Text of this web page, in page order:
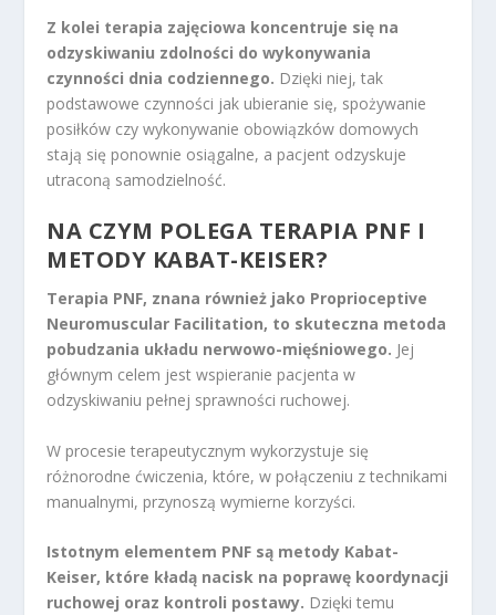
Z kolei terapia zajęciowa koncentruje się na
odzyskiwaniu zdolności do wykonywania
czynności dnia codziennego. Dzięki niej, tak
podstawowe czynności jak ubieranie się, spożywanie
posiłków czy wykonywanie obowiązków domowych
stają się ponownie osiągalne, a pacjent odzyskuje
utraconą samodzielność.
NA CZYM POLEGA TERAPIA PNF I
METODY KABAT-KEISER?
Terapia PNF, znana również jako Proprioceptive
Neuromuscular Facilitation, to skuteczna metoda
pobudzania układu nerwowo-mięśniowego. Jej
głównym celem jest wspieranie pacjenta w
odzyskiwaniu pełnej sprawności ruchowej.
W procesie terapeutycznym wykorzystuje się
różnorodne ćwiczenia, które, w połączeniu z technikami
manualnymi, przynoszą wymierne korzyści.
Istotnym elementem PNF są metody Kabat-
Keiser, które kładą nacisk na poprawę koordynacji
ruchowej oraz kontroli postawy. Dzięki temu